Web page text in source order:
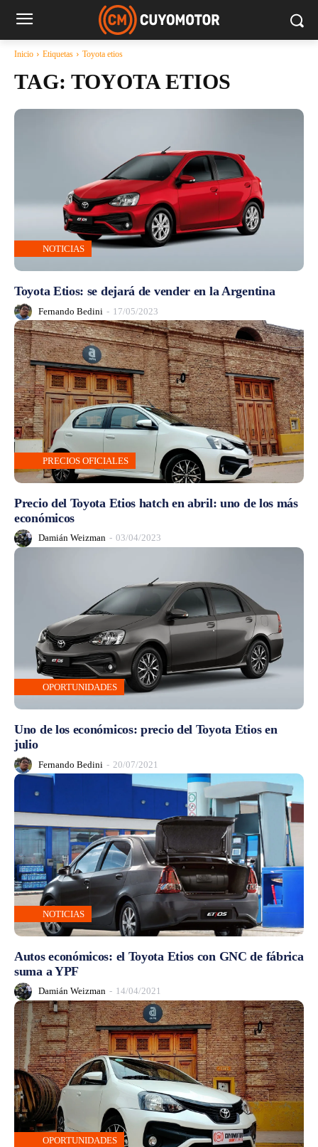
Inicio Etiquetas Toyota etios
TAG: TOYOTA ETIOS
NOTICIAS
Toyota Etios: se dejará de vender en la Argentina
Fernando Bedini - 17/05/2023
PRECIOS OFICIALES
Precio del Toyota Etios hatch en abril: uno de los más
económicos
Damián Weizman - 03/04/2023
OPORTUNIDADES
Uno de los económicos: precio del Toyota Etios en
julio
Fernando Bedini - 20/07/2021
NOTICIAS
Autos económicos: el Toyota Etios con GNC de fábrica
suma a YPF
Damián Weizman - 14/04/2021
OPORTUNIDADES